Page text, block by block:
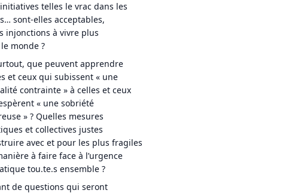
telles le vrac dans les
sont-elles acceptables,
injonctions à vivre plus
monde ?
que peuvent apprendre
et ceux qui subissent « une
contrainte » à celles et ceux
« une sobriété
» ? Quelles mesures
et collectives justes
avec et pour les plus fragiles
à faire face à l’urgence
tou.te.s ensemble ?
de questions qui seront